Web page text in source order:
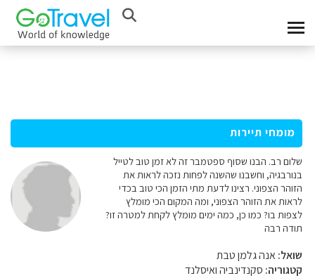
מומחי תיירות
שלום רב. הבנו שסוף ספטמבר זה לא זמן טוב לטייל
בנורבגיה, וחשבנו שהשנה לפחות נזכה לראות את
הזוהר הצפוני. רצינו לדעת מתי הזמן הכי טוב בכדי
לראות את הזוהר הצפוני, ומה המקום הכי מומלץ
לצפות בו? כמו כן, כמה ימים מומלץ לקחת למטרה זו?
תודה רבה
שואל:אנה גלמן טבת
קטגוריה: סקנדינביה ואיסלנד